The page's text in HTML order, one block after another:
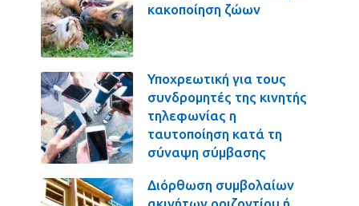
κακοποίηση ζώων
Υποχρεωτική για τους
συνδρομητές της κινητής
τηλεφωνίας η
ταυτοποίηση κατά τη
σύναψη σύμβασης
Διόρθωση συμβολαίων